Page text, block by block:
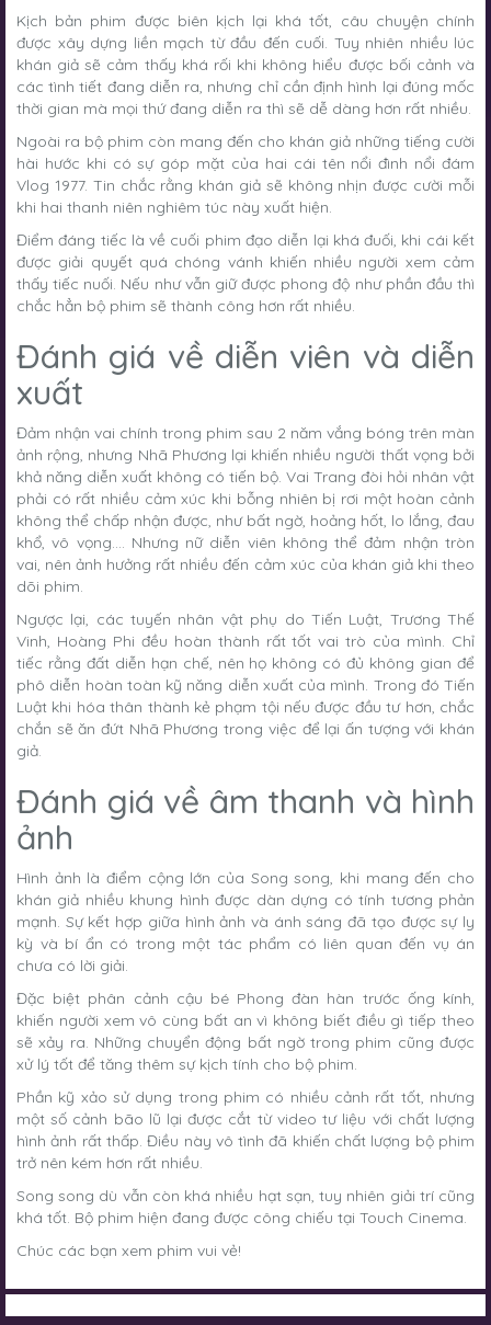
Kịch bản phim được biên kịch lại khá tốt, câu chuyện chính
được xây dựng liền mạch từ đầu đến cuối. Tuy nhiên nhiều lúc
khán giả sẽ cảm thấy khá rối khi không hiểu được bối cảnh và
các tình tiết đang diễn ra, nhưng chỉ cần định hình lại đúng mốc
thời gian mà mọi thứ đang diễn ra thì sẽ dễ dàng hơn rất nhiều.
Ngoài ra bộ phim còn mang đến cho khán giả những tiếng cười
hài hước khi có sự góp mặt của hai cái tên nổi đình nổi đám
Vlog 1977. Tin chắc rằng khán giả sẽ không nhịn được cười mỗi
khi hai thanh niên nghiêm túc này xuất hiện.
Điểm đáng tiếc là về cuối phim đạo diễn lại khá đuối, khi cái kết
được giải quyết quá chóng vánh khiến nhiều người xem cảm
thấy tiếc nuối. Nếu như vẫn giữ được phong độ như phần đầu thì
chắc hẳn bộ phim sẽ thành công hơn rất nhiều.
Đánh giá về diễn viên và diễn
xuất
Đảm nhận vai chính trong phim sau 2 năm vắng bóng trên màn
ảnh rộng, nhưng Nhã Phương lại khiến nhiều người thất vọng bởi
khả năng diễn xuất không có tiến bộ. Vai Trang đòi hỏi nhân vật
phải có rất nhiều cảm xúc khi bỗng nhiên bị rơi một hoàn cảnh
không thể chấp nhận được, như bất ngờ, hoảng hốt, lo lắng, đau
khổ, vô vọng…. Nhưng nữ diễn viên không thể đảm nhận tròn
vai, nên ảnh hưởng rất nhiều đến cảm xúc của khán giả khi theo
dõi phim.
Ngược lại, các tuyến nhân vật phụ do Tiến Luật, Trương Thế
Vinh, Hoàng Phi đều hoàn thành rất tốt vai trò của mình. Chỉ
tiếc rằng đất diễn hạn chế, nên họ không có đủ không gian để
phô diễn hoàn toàn kỹ năng diễn xuất của mình. Trong đó Tiến
Luật khi hóa thân thành kẻ phạm tội nếu được đầu tư hơn, chắc
chắn sẽ ăn đứt Nhã Phương trong việc để lại ấn tượng với khán
giả.
Đánh giá về âm thanh và hình
ảnh
Hình ảnh là điểm cộng lớn của Song song, khi mang đến cho
khán giả nhiều khung hình được dàn dựng có tính tương phản
mạnh. Sự kết hợp giữa hình ảnh và ánh sáng đã tạo được sự ly
kỳ và bí ẩn có trong một tác phẩm có liên quan đến vụ án
chưa có lời giải.
Đặc biệt phân cảnh cậu bé Phong đàn hàn trước ống kính,
khiến người xem vô cùng bất an vì không biết điều gì tiếp theo
sẽ xảy ra. Những chuyển động bất ngờ trong phim cũng được
xử lý tốt để tăng thêm sự kịch tính cho bộ phim.
Phần kỹ xảo sử dụng trong phim có nhiều cảnh rất tốt, nhưng
một số cảnh bão lũ lại được cắt từ video tư liệu với chất lượng
hình ảnh rất thấp. Điều này vô tình đã khiến chất lượng bộ phim
trở nên kém hơn rất nhiều.
Song song dù vẫn còn khá nhiều hạt sạn, tuy nhiên giải trí cũng
khá tốt. Bộ phim hiện đang được công chiếu tại Touch Cinema.
Chúc các bạn xem phim vui vẻ!